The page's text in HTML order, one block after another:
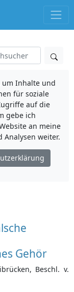
um Inhalte und
für soziale
auf die
gebe ich
an meine
Analysen weiter.
Gehör
Beschl. v.